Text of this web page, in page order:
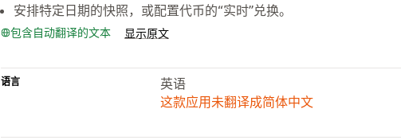
安排特定日期的快照，或配置代币的“实时”兑换。
包含自动翻译的文本 显示原文
语言
英语
这款应用未翻译成简体中文